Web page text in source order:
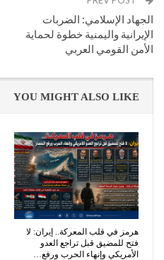
الجهاد الإسلامي: الضربات
الإيرانية واليمنية خطوة لحماية
الأمن القومي العربي
YOU MIGHT ALSO LIKE
هرمز في قلب المعركة.. إيران: لا
فتح للمضيق قبل تراجع العدو
الأمريكي وإنهاء الحرب ورفع…